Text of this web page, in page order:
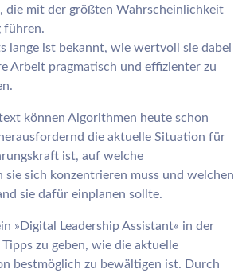
die mit der größten Wahrscheinlichkeit
führen.
lange ist bekannt, wie wertvoll sie dabei
Arbeit pragmatisch und effizienter zu
können Algorithmen heute schon
die aktuelle Situation für
ist, auf welche
sie sich konzentrieren muss und welchen
sie dafür einplanen sollte.
»Digital Leadership Assistant« in der
zu geben, wie die aktuelle
bestmöglich zu bewältigen ist. Durch